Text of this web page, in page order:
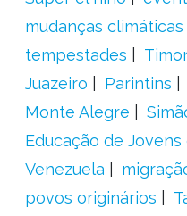
mudanças climáticas
tempestades
Juazeiro
Parintins
Monte Alegre
Educação de Jovens
Venezuela
povos originários